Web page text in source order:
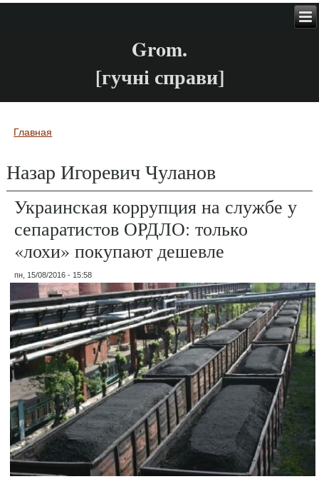
Grom.
[гучні справи]
Вы здесь
Главная
Назар Игоревич Чуланов
Украинская коррупция на службе у
сепаратистов ОРДЛО: только
«лохи» покупают дешевле
пн, 15/08/2016 - 15:58